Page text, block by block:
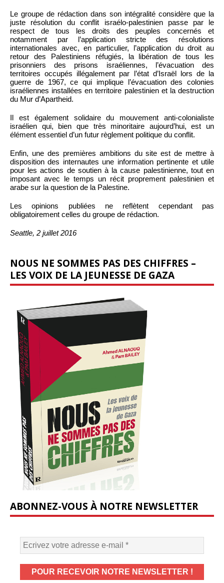
Le groupe de rédaction dans son intégralité considère que la
juste résolution du conflit israélo-palestinien passe par le
respect de tous les droits des peuples concernés et
notamment par l’application stricte des résolutions
internationales avec, en particulier, l’application du droit au
retour des Palestiniens réfugiés, la libération de tous les
prisonniers des prisons israéliennes, l’évacuation des
territoires occupés illégalement par l’état d’Israël lors de la
guerre de 1967, ce qui implique l’évacuation des colonies
israéliennes installées en territoire palestinien et la destruction
du Mur d’Apartheid.
Il est également solidaire du mouvement anti-colonialiste
israélien qui, bien que très minoritaire aujourd’hui, est un
élément essentiel d’un futur règlement politique du conflit.
Enfin, une des premières ambitions du site est de mettre à
disposition des internautes une information pertinente et utile
pour les actions de soutien à la cause palestinienne, tout en
imposant avec le temps un récit proprement palestinien et
arabe sur la question de la Palestine.
Les opinions publiées ne reflètent cependant pas
obligatoirement celles du groupe de rédaction.
Seattle, 2 juillet 2016
NOUS NE SOMMES PAS DES CHIFFRES –
LES VOIX DE LA JEUNESSE DE GAZA
ABONNEZ-VOUS À NOTRE NEWSLETTER